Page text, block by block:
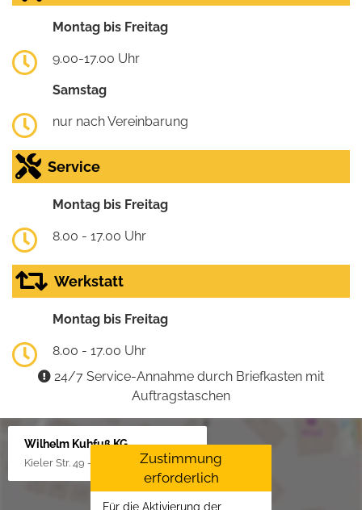
Montag bis Freitag
9.00-17.00 Uhr
Samstag
nur nach Vereinbarung
Service
Montag bis Freitag
8.00 - 17.00 Uhr
Werkstatt
Montag bis Freitag
8.00 - 17.00 Uhr
24/7 Service-Annahme durch Briefkasten mit
Auftragstaschen
Wilhelm Kuhfuß KG
Kieler Str. 49 - 51, 25451 Quickborn
Zustimmung
erforderlich
Für die Aktivierung der